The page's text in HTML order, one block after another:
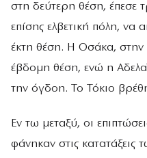
στη δεύτερη θέση, έπεσε
επίσης ελβετική πόλη, να
έκτη θέση. Η Οσάκα, στην
έβδομη θέση, ενώ η
την όγδοη. Το Τόκιο
Εν τω μεταξύ, οι
φάνηκαν στις κατατάξεις